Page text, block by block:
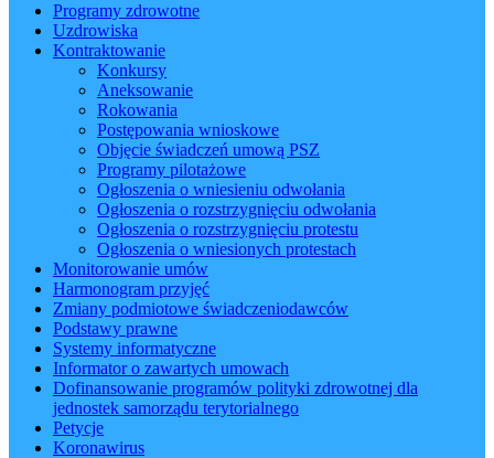
Programy zdrowotne
Uzdrowiska
Kontraktowanie
Konkursy
Aneksowanie
Rokowania
Postępowania wnioskowe
Objęcie świadczeń umową PSZ
Programy pilotażowe
Ogłoszenia o wniesieniu odwołania
Ogłoszenia o rozstrzygnięciu odwołania
Ogłoszenia o rozstrzygnięciu protestu
Ogłoszenia o wniesionych protestach
Monitorowanie umów
Harmonogram przyjęć
Zmiany podmiotowe świadczeniodawców
Podstawy prawne
Systemy informatyczne
Informator o zawartych umowach
Dofinansowanie programów polityki zdrowotnej dla
jednostek samorządu terytorialnego
Petycje
Koronawirus